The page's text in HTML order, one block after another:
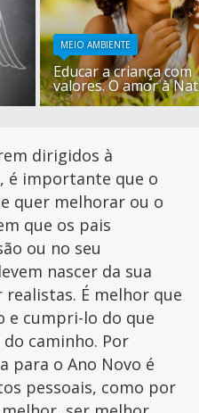
MEIO AMBIENTE
Educar a criança com
valores. O amor à
dirigidos à
é importante que o
quer melhorar ou o
que os pais
ou no seu
nascer da sua
realistas. É melhor que
e cumpri-lo do que
caminho. Por
para o Ano Novo é
pessoais, como por